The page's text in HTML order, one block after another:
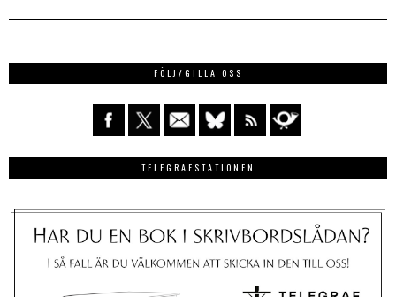
FÖLJ/GILLA OSS
TELEGRAFSTATIONEN